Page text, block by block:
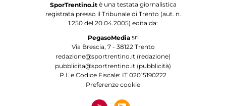
SporTrentino.itè una testata giornalistica
registrata presso il Tribunale di Trento (aut. n.
1.250 del 20.04.2005) edita da:
PegasoMediasrl
Via Brescia, 7 - 38122 Trento
redazione@sportrentino.it (redazione)
pubblicita@sportrentino.it (pubblicità)
P.I. e Codice Fiscale: IT 02015190222
Preferenze cookie